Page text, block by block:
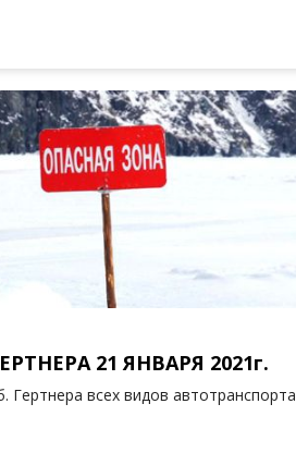
21 ЯНВАРЯ 2021г.
всех видов автотранспорта